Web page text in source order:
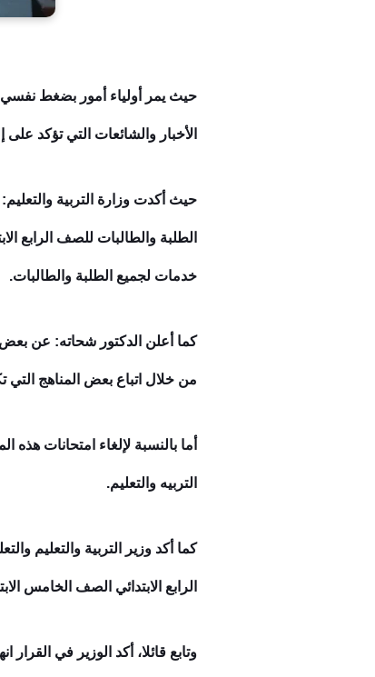
حيث يمر أولياء أمور بضغط نفسي
الأخبار والشائعات التي تؤكد
حيث أكدت وزارة التربية
الطلبة والطالبات للصف الرابع
خدمات لجميع الطلبة والطالبات.
كما أعلن الدكتور شحاته: عن بعض
من خلال اتباع بعض المناهج
أما بالنسبة لإلغاء امتحانات
التربيه والتعليم.
كما أكد وزير التربية والتعليم
الرابع الابتدائي الصف الخامس
وتابع قائلا، أكد الوزير في